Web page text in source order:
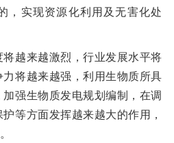
，实现资源化利用及无害化处
越来越激烈，行业发展水平将
将越来越强，利用生物质所具
强生物质发电规划编制，在调
等方面发挥越来越大的作用，